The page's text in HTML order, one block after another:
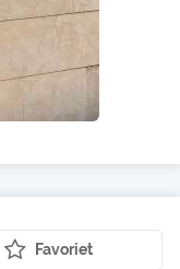
Favoriet